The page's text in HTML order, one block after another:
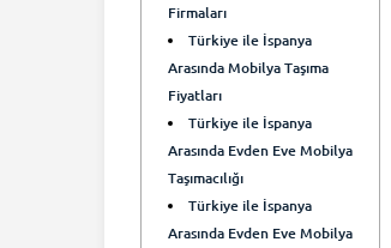
Firmaları
Türkiye ile İspanya
Arasında Mobilya Taşıma
Fiyatları
Türkiye ile İspanya
Arasında Evden Eve Mobilya
Taşımacılığı
Türkiye ile İspanya
Arasında Evden Eve Mobilya